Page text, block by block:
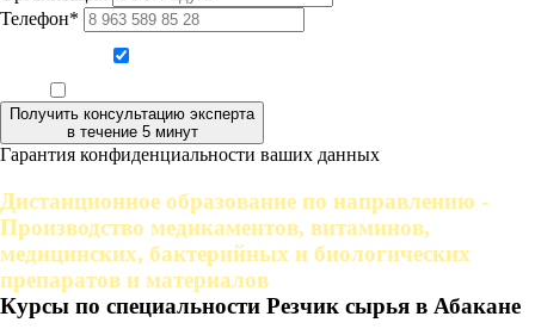
Телефон*
Получить консультацию эксперта
в течение 5 минут
Гарантия конфиденциальности ваших данных
Дистанционное образование по направлению -
Производство медикаментов, витаминов,
медицинских, бактерийных и биологических
препаратов и материалов
Курсы по специальности Резчик сырья в Абакане